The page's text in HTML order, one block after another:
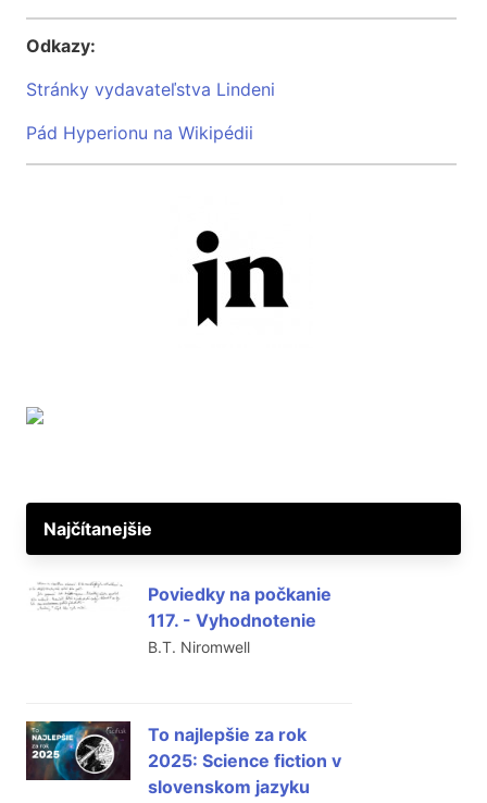
Odkazy:
Stránky vydavateľstva Lindeni
Pád Hyperionu na Wikipédii
Najčítanejšie
Poviedky na počkanie
117. - Vyhodnotenie
B.T. Niromwell
To najlepšie za rok
2025: Science fiction v
slovenskom jazyku